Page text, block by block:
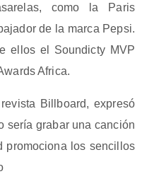
como la Paris
de la marca Pepsi.
ellos el Soundicty MVP
Africa.
Billboard, expresó
sería grabar una canción
promociona los sencillos